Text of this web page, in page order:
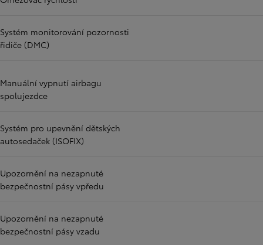
Systém monitorování pozornosti
řidiče (DMC)
Manuální vypnutí airbagu
spolujezdce
Systém pro upevnění dětských
autosedaček (ISOFIX)
Upozornění na nezapnuté
bezpečnostní pásy vpředu
Upozornění na nezapnuté
bezpečnostní pásy vzadu